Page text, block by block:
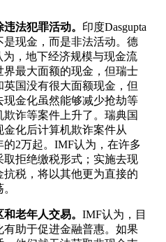
法犯罪活动。 印度Dasgupta
现金，而是非法活动。德
为，地下经济规模与现金流
最大面额的现金，但瑞士
国没有很大面额现金，但
金化虽然能够减少抢劫等
诈等案件上升了。瑞典国
化后计算机欺诈案件从
的2万起。IMF认为，在许多
拒绝缴税形式；实施去现
税，将以其他更为直接的
老年人交易。 IMF认为，目
助于促进金融普惠。如果